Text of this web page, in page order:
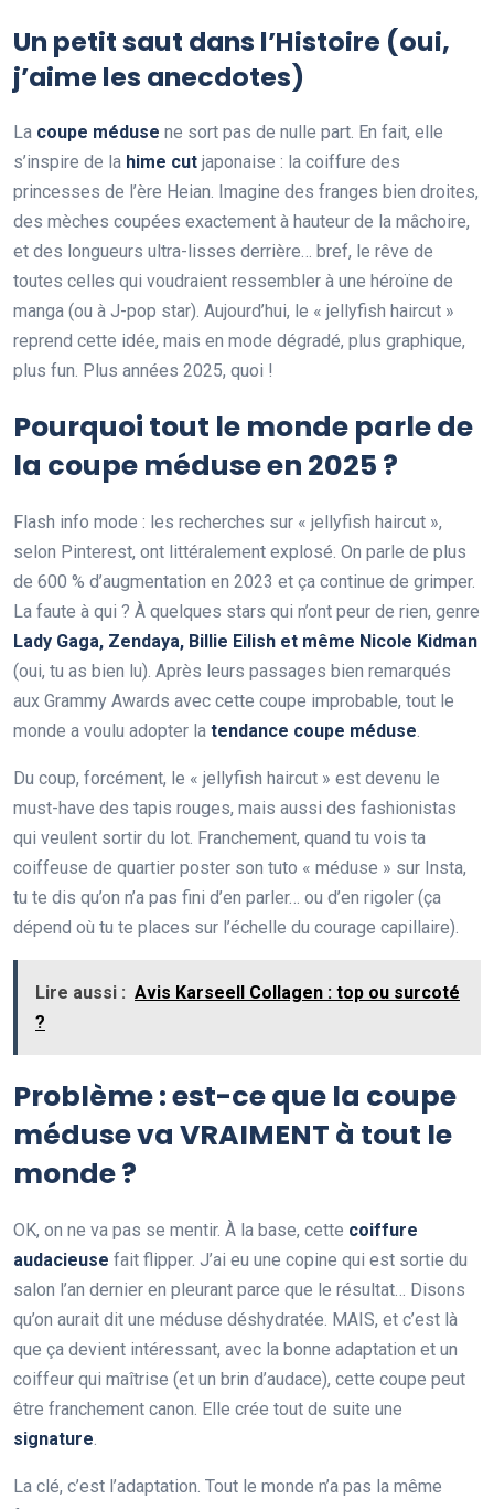
Un petit saut dans l’Histoire (oui,
j’aime les anecdotes)
La coupe méduse ne sort pas de nulle part. En fait, elle
s’inspire de la hime cut japonaise : la coiffure des
princesses de l’ère Heian. Imagine des franges bien droites,
des mèches coupées exactement à hauteur de la mâchoire,
et des longueurs ultra-lisses derrière… bref, le rêve de
toutes celles qui voudraient ressembler à une héroïne de
manga (ou à J-pop star). Aujourd’hui, le « jellyfish haircut »
reprend cette idée, mais en mode dégradé, plus graphique,
plus fun. Plus années 2025, quoi !
Pourquoi tout le monde parle de
la coupe méduse en 2025 ?
Flash info mode : les recherches sur « jellyfish haircut »,
selon Pinterest, ont littéralement explosé. On parle de plus
de 600 % d’augmentation en 2023 et ça continue de grimper.
La faute à qui ? À quelques stars qui n’ont peur de rien, genre
Lady Gaga, Zendaya, Billie Eilish et même Nicole Kidman
(oui, tu as bien lu). Après leurs passages bien remarqués
aux Grammy Awards avec cette coupe improbable, tout le
monde a voulu adopter la tendance coupe méduse.
Du coup, forcément, le « jellyfish haircut » est devenu le
must-have des tapis rouges, mais aussi des fashionistas
qui veulent sortir du lot. Franchement, quand tu vois ta
coiffeuse de quartier poster son tuto « méduse » sur Insta,
tu te dis qu’on n’a pas fini d’en parler… ou d’en rigoler (ça
dépend où tu te places sur l’échelle du courage capillaire).
Lire aussi : Avis Karseell Collagen : top ou surcoté
?
Problème : est-ce que la coupe
méduse va VRAIMENT à tout le
monde ?
OK, on ne va pas se mentir. À la base, cette coiffure
audacieuse fait flipper. J’ai eu une copine qui est sortie du
salon l’an dernier en pleurant parce que le résultat… Disons
qu’on aurait dit une méduse déshydratée. MAIS, et c’est là
que ça devient intéressant, avec la bonne adaptation et un
coiffeur qui maîtrise (et un brin d’audace), cette coupe peut
être franchement canon. Elle crée tout de suite une
signature.
La clé, c’est l’adaptation. Tout le monde n’a pas la même